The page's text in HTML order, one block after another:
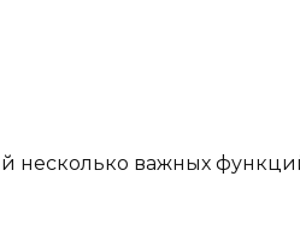
несколько важных